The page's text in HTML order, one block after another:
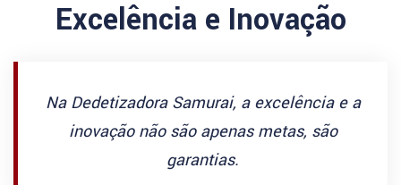
Excelência e Inovação
Na Dedetizadora Samurai, a excelência e a
inovação não são apenas metas, são
garantias.